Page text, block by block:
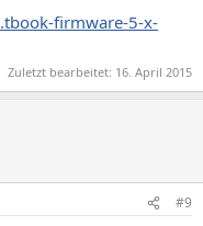
firmware-5-x-
Zuletzt bearbeitet: 16. April 2015
#9